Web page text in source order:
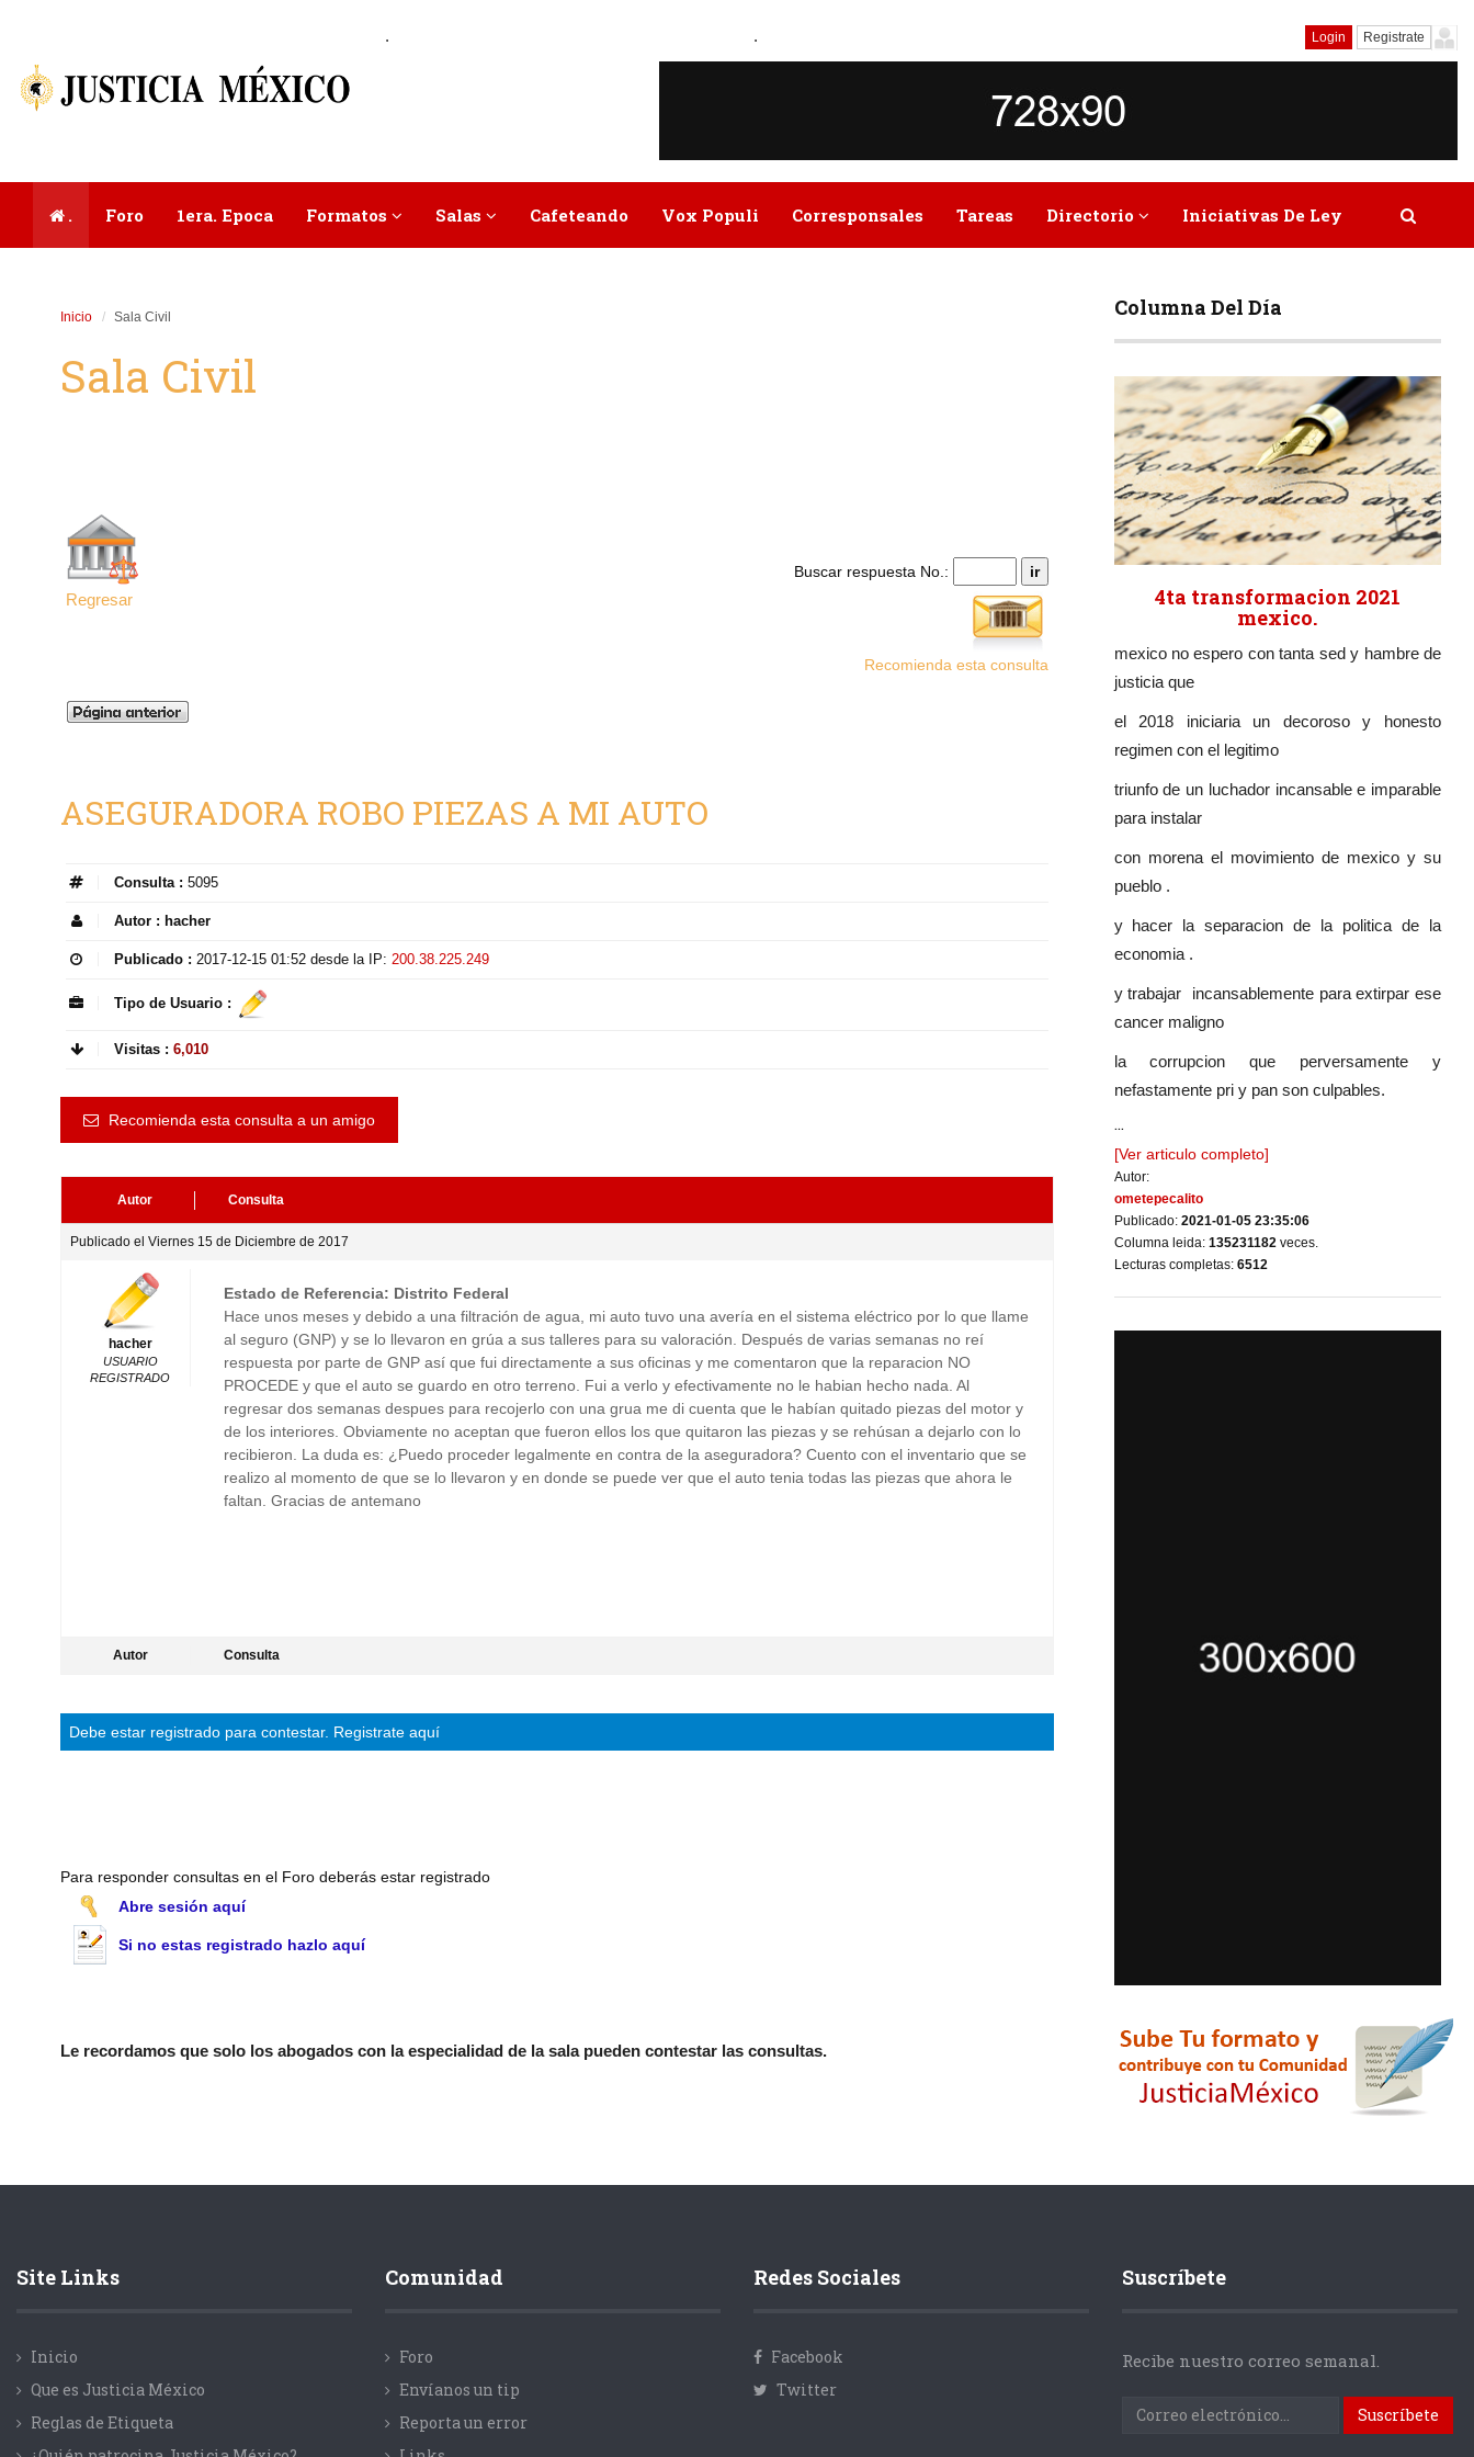
. . Login Registrate
. Foro 1era. Epoca Formatos Salas Cafeteando Vox Populi Corresponsales Tareas Directorio Iniciativas De Ley
Inicio Sala Civil
Sala Civil
Regresar
Buscar respuesta No.:
Recomienda esta consulta
ASEGURADORA ROBO PIEZAS A MI AUTO
Consulta : 5095
Autor : hacher
Publicado : 2017-12-15 01:52 desde la IP: 200.38.225.249
Tipo de Usuario :
Visitas : 6,010
Recomienda esta consulta a un amigo
Autor Consulta
Publicado el Viernes 15 de Diciembre de 2017
hacher
USUARIO
REGISTRADO
Estado de Referencia: Distrito Federal
Hace unos meses y debido a una filtración de agua, mi auto tuvo una avería en el sistema eléctrico por lo que llame
al seguro (GNP) y se lo llevaron en grúa a sus talleres para su valoración. Después de varias semanas no reí
respuesta por parte de GNP así que fui directamente a sus oficinas y me comentaron que la reparacion NO
PROCEDE y que el auto se guardo en otro terreno. Fui a verlo y efectivamente no le habian hecho nada. Al
regresar dos semanas despues para recojerlo con una grua me di cuenta que le habían quitado piezas del motor y
de los interiores. Obviamente no aceptan que fueron ellos los que quitaron las piezas y se rehúsan a dejarlo con lo
recibieron. La duda es: ¿Puedo proceder legalmente en contra de la aseguradora? Cuento con el inventario que se
realizo al momento de que se lo llevaron y en donde se puede ver que el auto tenia todas las piezas que ahora le
faltan. Gracias de antemano
Autor Consulta
Debe estar registrado para contestar. Registrate aquí
Para responder consultas en el Foro deberás estar registrado
Abre sesión aquí
Si no estas registrado hazlo aquí
Le recordamos que solo los abogados con la especialidad de la sala pueden contestar las consultas.
Columna Del Día
4ta transformacion 2021
mexico.
mexico no espero con tanta sed y hambre de
justicia que
el 2018 iniciaria un decoroso y honesto
regimen con el legitimo
triunfo de un luchador incansable e imparable
para instalar
con morena el movimiento de mexico y su
pueblo .
y hacer la separacion de la politica de la
economia .
y trabajar incansablemente para extirpar ese
cancer maligno
la corrupcion que perversamente y
nefastamente pri y pan son culpables.
...
[Ver articulo completo]
Autor:
ometepecalito
Publicado: 2021-01-05 23:35:06
Columna leida: 135231182 veces.
Lecturas completas: 6512
Site Links
Inicio
Que es Justicia México
Reglas de Etiqueta
Comunidad
Foro
Envíanos un tip
Reporta un error
Redes Sociales
Facebook
Twitter
Suscríbete
Recibe nuestro correo semanal.